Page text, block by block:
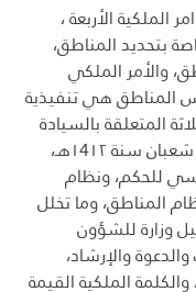
الملكية الأربعة ،
بتحديد المناطق،
والأمر الملكي
المناطق هي تنفيذية
المتعلقة بالسيادة
التي صدرت في ۲۷ شعبان سنة ۱4۱۲هـ،
للحكم، ونظام
المناطق، وما تخلل
وزارة للشؤون
والإرشاد،
الملكية القيمة